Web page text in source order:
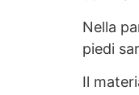
Nella
piedi
Il